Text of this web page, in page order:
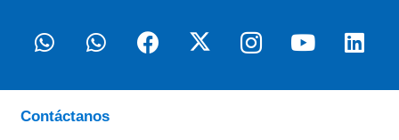
Contáctanos